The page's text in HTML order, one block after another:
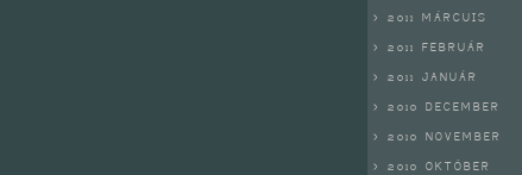
> 2011 MÁRCUIS
> 2011 FEBRUÁR
> 2011 JANUÁR
> 2010 DECEMBER
> 2010 NOVEMBER
> 2010 OKTÓBER